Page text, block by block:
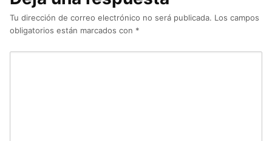
Tu dirección de correo electrónico no será publicada. Los campos
obligatorios están marcados con *